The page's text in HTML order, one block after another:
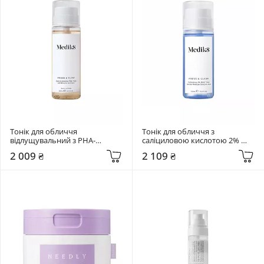
Тонік для обличчя
відлущувальний з PHA-
Press & Glow
2 009 ₴
Тонік для обличчя з
саліциловою кислотою 2%
Medik8 150 мл Press & Clear
2 109 ₴